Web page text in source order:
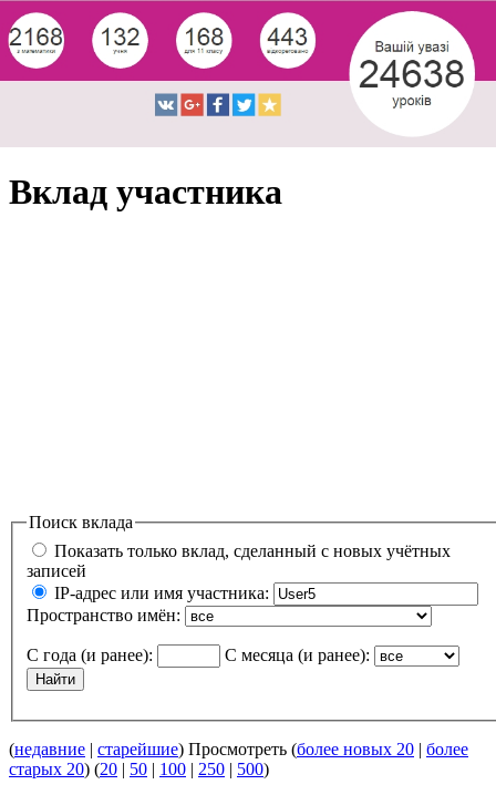
Вклад участника
Поиск вклада
Показать только вклад, сделанный с новых учётных
записей
IP-адрес или имя участника:
Пространство имён:
С года (и ранее): С месяца (и ранее):
(недавние | старейшие) Просмотреть (более новых 20 | более
старых 20) (20 | 50 | 100 | 250 | 500)